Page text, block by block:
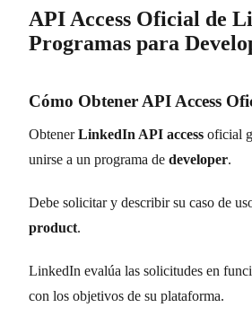
API Access Oficial de
Programas para
Cómo Obtener API Access
ObtenerLinkedIn API access oficial
unirse a un programa de developer.
Debe solicitar y describir su caso de
product.
LinkedIn evalúa las solicitudes en
con los objetivos de su plataforma.